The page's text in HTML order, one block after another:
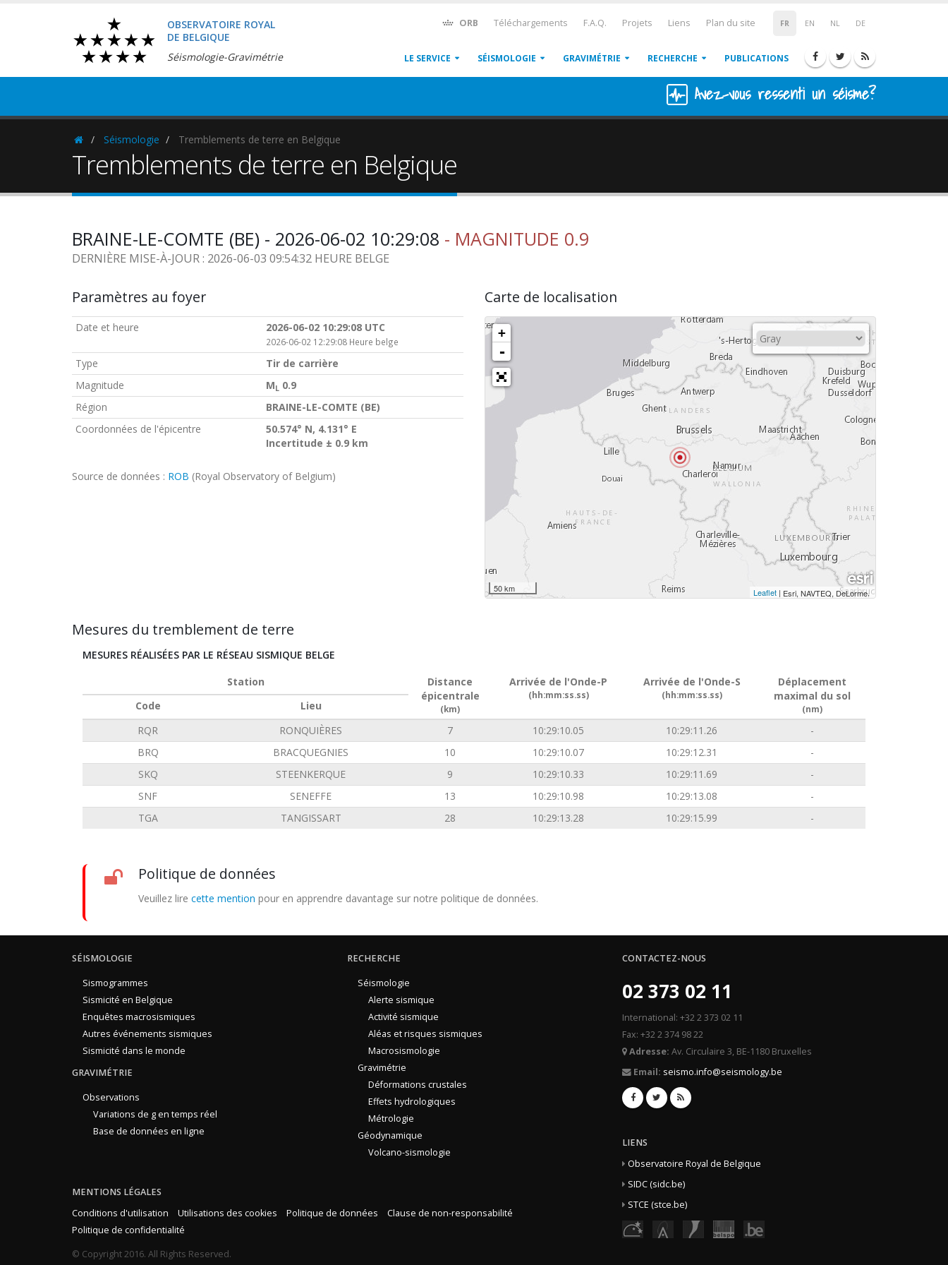
OBSERVATOIRE ROYAL
DE BELGIQUE
Séismologie-Gravimétrie
FR EN NL DE
ORB Téléchargements F.A.Q. Projets Liens Plan du site
LE SERVICE SÉISMOLOGIE GRAVIMÉTRIE RECHERCHE PUBLICATIONS
Avez-vous ressenti un séisme?
HomepageSéismologie Tremblements de terre en Belgique
Tremblements de terre en Belgique
BRAINE-LE-COMTE (BE) - 2026-06-02 10:29:08 - MAGNITUDE 0.9
DERNIÈRE MISE-À-JOUR : 2026-06-03 09:54:32 HEURE BELGE
Paramètres au foyer
Date et heure 2026-06-02 10:29:08 UTC
2026-06-02 12:29:08 Heure belge
Type
Tir de carrière
Magnitude
ML 0.9
Région
BRAINE-LE-COMTE (BE)
Coordonnées de l'épicentre
50.574° N, 4.131° E
Incertitude ± 0.9 km
Source de données : ROB (Royal Observatory of Belgium)
Carte de localisation
+
-
50 km Leaflet | Esri, NAVTEQ, DeLorme,
Mesures du tremblement de terre
MESURES RÉALISÉES PAR LE RÉSEAU SISMIQUE BELGE
Station
Distance
épicentrale
(km)
Arrivée de l'Onde-P
(hh:mm:ss.ss)
Arrivée de l'Onde-S
(hh:mm:ss.ss)
Déplacement
maximal du sol
(nm)
Code
Lieu
RQR
RONQUIÈRES 7 10:29:10.05 10:29:11.26
-
BRQ
BRACQUEGNIES 10 10:29:10.07 10:29:12.31
-
SKQ
STEENKERQUE 9 10:29:10.33 10:29:11.69
-
SNF
SENEFFE 13 10:29:10.98 10:29:13.08
-
TGA
TANGISSART 28 10:29:13.28 10:29:15.99 -
Politique de données
Veuillez lire cette mention pour en apprendre davantage sur notre politique de données.
SÉISMOLOGIE
Sismogrammes
Sismicité en Belgique
Enquêtes macrosismiques
Autres événements sismiques
Sismicité dans le monde
GRAVIMÉTRIE
Observations
Variations de g en temps réel
Base de données en ligne
RECHERCHE
Séismologie
Alerte sismique
Activité sismique
Aléas et risques sismiques
Macrosismologie
Gravimétrie
Déformations crustales
Effets hydrologiques
Métrologie
Géodynamique
Volcano-sismologie
MENTIONS LÉGALES
Conditions d'utilisation
Utilisations des cookies Politique de données
Clause de non-responsabilité
Politique de confidentialité
CONTACTEZ-NOUS
02 373 02 11
International: +32 2 373 02 11
Fax: +32 2 374 98 22
Adresse: Av. Circulaire 3, BE-1180 Bruxelles
Email: seismo.info@seismology.be
LIENS
Observatoire Royal de Belgique
SIDC (sidc.be)
STCE (stce.be)
© Copyright 2016. All Rights Reserved.